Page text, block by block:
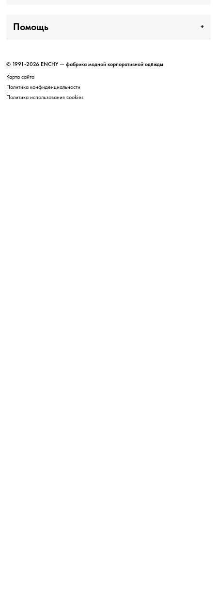
Помощь
© 1991-2026 ENCHY — фабрика модной корпоративной одежды
Карта сайта
Политика конфиденциальности
Политика использования cookies